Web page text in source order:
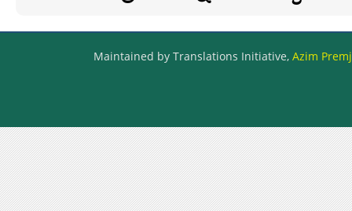
Maintained by Translations Initiative, Azim